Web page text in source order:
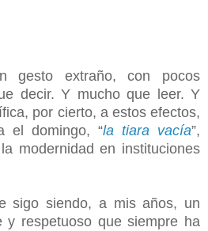
gesto extraño, con pocos
decir. Y mucho que leer. Y
por cierto, a estos efectos,
el domingo, “la tiara vacía”,
modernidad en instituciones
sigo siendo, a mis años, un
y respetuoso que siempre ha